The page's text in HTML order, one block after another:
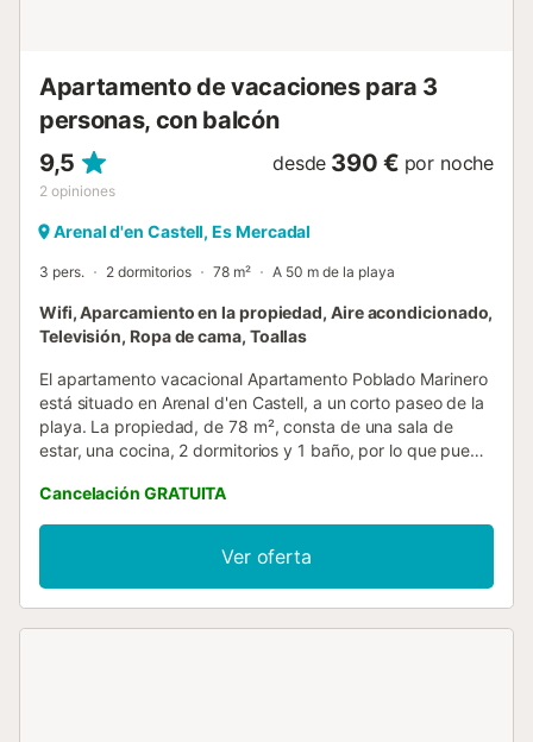
Apartamento de vacaciones para 3
personas, con balcón
9,5
2 opiniones
desde 390 € por noche
Arenal d'en Castell, Es Mercadal
3 pers. 2 dormitorios 78 m² A 50 m de la playa
Wifi, Aparcamiento en la propiedad, Aire acondicionado,
Televisión, Ropa de cama, Toallas
El apartamento vacacional Apartamento Poblado Marinero
está situado en Arenal d'en Castell, a un corto paseo de la
playa. La propiedad, de 78 m², consta de una sala de
estar, una cocina, 2 dormitorios y 1 baño, por lo que puede
incluyen Wi-Fi con un espacio de trabajo dedicado para
oficina en casa, televisión, aire acondicionado y lavadora.
También hay una cuna disponible. Este alquiler de
vacaciones cuenta con un balcón privado ideal para
relajarse por la noche. Hay una plaza de aparcamiento
Cancelación GRATUITA
Ver oferta